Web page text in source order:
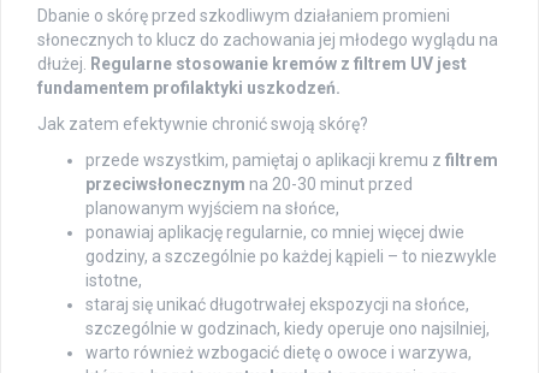
Dbanie o skórę przed szkodliwym działaniem promieni
słonecznych to klucz do zachowania jej młodego wyglądu na
dłużej. Regularne stosowanie kremów z filtrem UV jest
fundamentem profilaktyki uszkodzeń.
Jak zatem efektywnie chronić swoją skórę?
przede wszystkim, pamiętaj o aplikacji kremu z filtrem
przeciwsłonecznym na 20-30 minut przed
planowanym wyjściem na słońce,
ponawiaj aplikację regularnie, co mniej więcej dwie
godziny, a szczególnie po każdej kąpieli – to niezwykle
istotne,
staraj się unikać długotrwałej ekspozycji na słońce,
szczególnie w godzinach, kiedy operuje ono najsilniej,
warto również wzbogacić dietę o owoce i warzywa,